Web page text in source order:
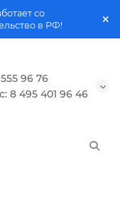
со
в РФ!
96 76
8 495 401 96 46